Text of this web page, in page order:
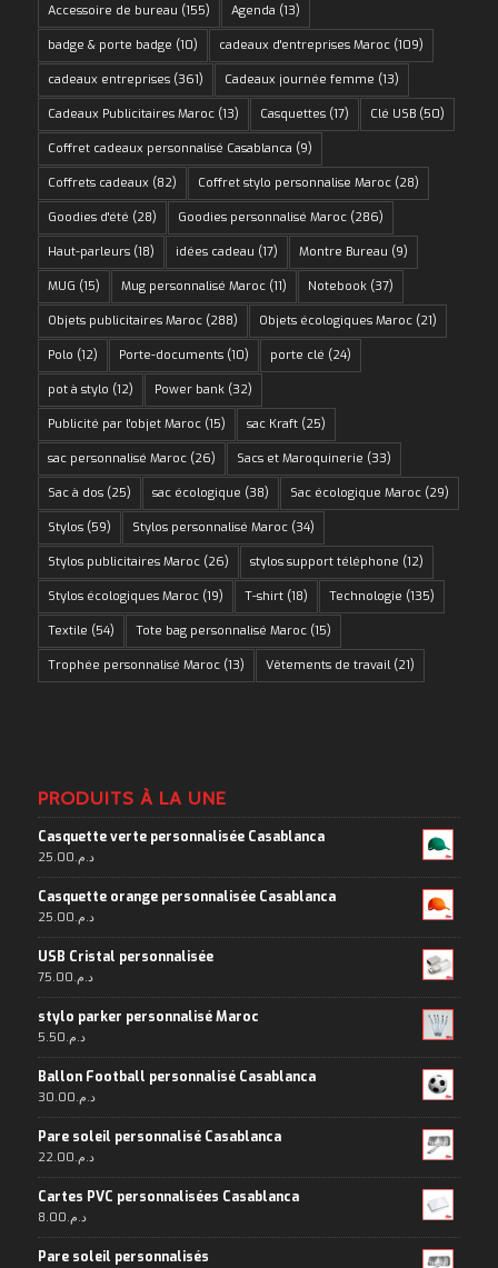
Accessoire de bureau (155) Agenda (13)
badge & porte badge (10) cadeaux d'entreprises Maroc(109)
cadeaux entreprises(361) Cadeaux journée femme (13)
Cadeaux Publicitaires Maroc(13) Casquettes(17) Clé USB(50)
Coffret cadeaux personnalisé Casablanca (9)
Coffrets cadeaux (82) Coffret stylo personnalise Maroc(28)
Goodies d'été (28) Goodies personnalisé Maroc(286)
Haut-parleurs(18) idées cadeau (17) Montre Bureau (9)
MUG (15) Mug personnalisé Maroc(11) Notebook(37)
Objets publicitaires Maroc(288) Objets écologiques Maroc(21)
Polo (12) Porte-documents(10) porte clé (24)
pot à stylo (12) Power bank(32)
Publicité par l'objet Maroc(15) sac Kraft(25)
sac personnalisé Maroc(26) Sacs et Maroquinerie (33)
Sac à dos(25) sac écologique (38) Sac écologique Maroc(29)
Stylos(59) Stylos personnalisé Maroc(34)
Stylos publicitaires Maroc(26) stylos support téléphone (12)
Stylos écologiques Maroc(19) T-shirt(18) Technologie (135)
Textile (54) Tote bag personnalisé Maroc(15)
Trophée personnalisé Maroc(13) Vêtements de travail(21)
PRODUITS À LA UNE
Casquette verte personnalisée Casablanca
د.م.25.00
Casquette orange personnalisée Casablanca
د.م.25.00
USB Cristal personnalisée
د.م.75.00
stylo parker personnalisé Maroc
د.م.5.50
Ballon Football personnalisé Casablanca
د.م.30.00
Pare soleil personnalisé Casablanca
د.م.22.00
Cartes PVC personnalisées Casablanca
د.م.8.00
Pare soleil personnalisés